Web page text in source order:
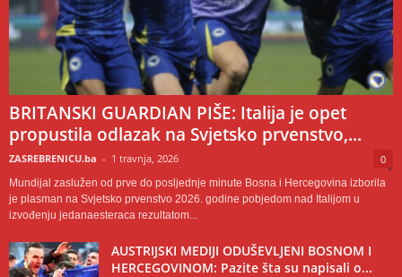
BRITANSKI GUARDIAN PIŠE: Italija je opet
propustila odlazak na Svjetsko prvenstvo,...
ZASREBRENICU.ba - 1 travnja, 2026 0
Mundijal zaslužen od prve do posljednje minute Bosna i Hercegovina izborila
je plasman na Svjetsko prvenstvo 2026. godine pobjedom nad Italijom u
izvođenju jedanaesteraca rezultatom...
AUSTRIJSKI MEDIJI ODUŠEVLJENI BOSNOM I
HERCEGOVINOM: Pazite šta su napisali o...